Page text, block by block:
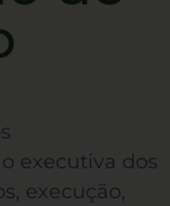
executiva dos
execução,